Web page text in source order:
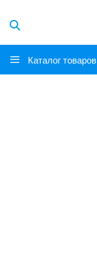
Каталог товаров